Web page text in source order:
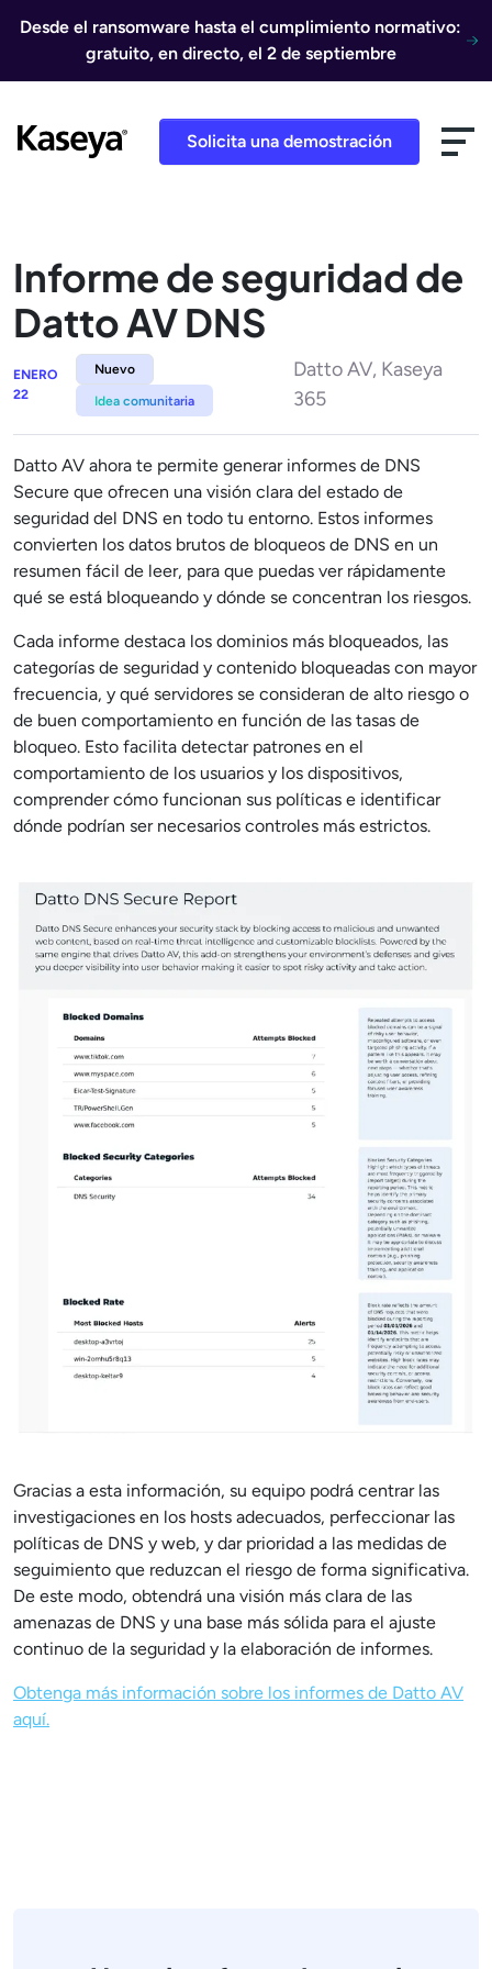
Desde el ransomware hasta el cumplimiento normativo:
gratuito, en directo, el 2 de septiembre
Solicita una demostración
Informe de seguridad de
Datto AV DNS
ENERO
22
Nuevo
Idea comunitaria
Datto AV, Kaseya
365
Datto AV ahora te permite generar informes de DNS
Secure que ofrecen una visión clara del estado de
seguridad del DNS en todo tu entorno. Estos informes
convierten los datos brutos de bloqueos de DNS en un
resumen fácil de leer, para que puedas ver rápidamente
qué se está bloqueando y dónde se concentran los riesgos.
Cada informe destaca los dominios más bloqueados, las
categorías de seguridad y contenido bloqueadas con mayor
frecuencia, y qué servidores se consideran de alto riesgo o
de buen comportamiento en función de las tasas de
bloqueo. Esto facilita detectar patrones en el
comportamiento de los usuarios y los dispositivos,
comprender cómo funcionan sus políticas e identificar
dónde podrían ser necesarios controles más estrictos.
Gracias a esta información, su equipo podrá centrar las
investigaciones en los hosts adecuados, perfeccionar las
políticas de DNS y web, y dar prioridad a las medidas de
seguimiento que reduzcan el riesgo de forma significativa.
De este modo, obtendrá una visión más clara de las
amenazas de DNS y una base más sólida para el ajuste
continuo de la seguridad y la elaboración de informes.
Obtenga más información sobre los informes de Datto AV
aquí.